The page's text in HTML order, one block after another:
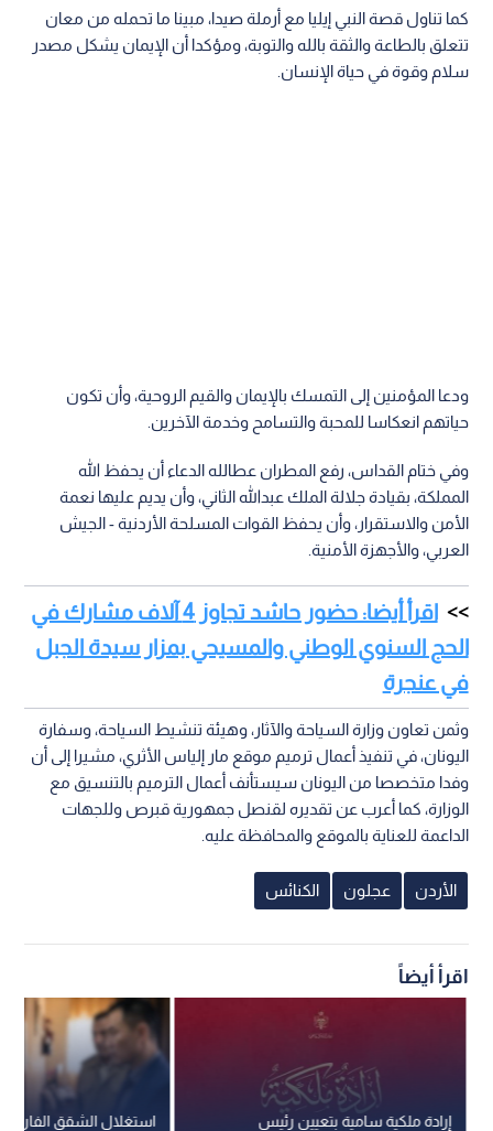
كما تناول قصة النبي إيليا مع أرملة صيدا، مبينا ما تحمله من معان
تتعلق بالطاعة والثقة بالله والتوبة، ومؤكدا أن الإيمان يشكل مصدر
سلام وقوة في حياة الإنسان.
ودعا المؤمنين إلى التمسك بالإيمان والقيم الروحية، وأن تكون
حياتهم انعكاسا للمحبة والتسامح وخدمة الآخرين.
وفي ختام القداس، رفع المطران عطالله الدعاء أن يحفظ الله
المملكة، بقيادة جلالة الملك عبدالله الثاني، وأن يديم عليها نعمة
الأمن والاستقرار، وأن يحفظ القوات المسلحة الأردنية - الجيش
العربي، والأجهزة الأمنية.
اقرأ أيضا: حضور حاشد تجاوز 4 آلاف مشارك في
الحج السنوي الوطني والمسيحي بمزار سيدة الجبل
في عنجرة
وثمن تعاون وزارة السياحة والآثار، وهيئة تنشيط السياحة، وسفارة
اليونان، في تنفيذ أعمال ترميم موقع مار إلياس الأثري، مشيرا إلى أن
وفدا متخصصا من اليونان سيستأنف أعمال الترميم بالتنسيق مع
الوزارة، كما أعرب عن تقديره لقنصل جمهورية قبرص وللجهات
الداعمة للعناية بالموقع والمحافظة عليه.
الأردن عجلون الكنائس
اقرأ أيضاً
استغلال الشقق الفارغة
إرادة ملكية سامية بتعيين رئيس